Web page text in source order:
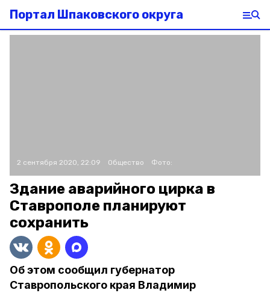
Портал Шпаковского округа
2 сентября 2020, 22:09 Общество Фото:
Здание аварийного цирка в
Ставрополе планируют
сохранить
Об этом сообщил губернатор
Ставропольского края Владимир